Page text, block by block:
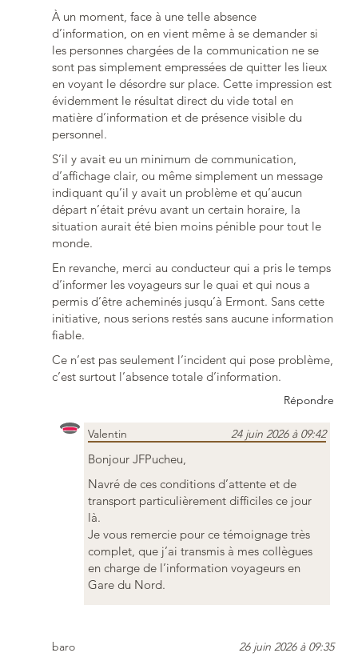
À un moment, face à une telle absence
d’information, on en vient même à se demander si
les personnes chargées de la communication ne se
sont pas simplement empressées de quitter les lieux
en voyant le désordre sur place. Cette impression est
évidemment le résultat direct du vide total en
matière d’information et de présence visible du
personnel.
S’il y avait eu un minimum de communication,
d’affichage clair, ou même simplement un message
indiquant qu’il y avait un problème et qu’aucun
départ n’était prévu avant un certain horaire, la
situation aurait été bien moins pénible pour tout le
monde.
En revanche, merci au conducteur qui a pris le temps
d’informer les voyageurs sur le quai et qui nous a
permis d’être acheminés jusqu’à Ermont. Sans cette
initiative, nous serions restés sans aucune information
fiable.
Ce n’est pas seulement l’incident qui pose problème,
c’est surtout l’absence totale d’information.
Répondre
Valentin 24 juin 2026 à 09:42
Bonjour JFPucheu,
Navré de ces conditions d’attente et de
transport particulièrement difficiles ce jour
là.
Je vous remercie pour ce témoignage très
complet, que j’ai transmis à mes collègues
en charge de l’information voyageurs en
Gare du Nord.
baro 26 juin 2026 à 09:35